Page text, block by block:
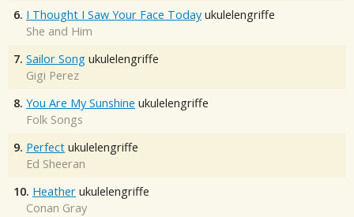
6. I Thought I Saw Your Face Today ukulelengriffe
She and Him
7. Sailor Song ukulelengriffe
Gigi Perez
8. You Are My Sunshine ukulelengriffe
Folk Songs
9. Perfect ukulelengriffe
Ed Sheeran
10. Heather ukulelengriffe
Conan Gray